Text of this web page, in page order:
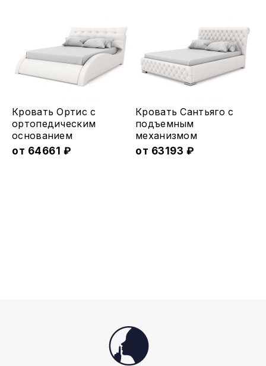
выбрать
на
товара.
выбрать
на
товара.
Этот
товар
имеет
несколько
Кровать Ортис с
ортопедическим
основанием
от 64661 ₽
Этот
товар
имеет
несколько
Кровать Сантьяго с
подъемным
меxанизмом
от 63193 ₽